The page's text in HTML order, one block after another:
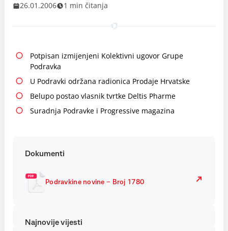
26.01.2006 1 min čitanja
Potpisan izmijenjeni Kolektivni ugovor Grupe
Podravka
U Podravki održana radionica Prodaje Hrvatske
Belupo postao vlasnik tvrtke Deltis Pharme
Suradnja Podravke i Progressive magazina
Dokumenti
Podravkine novine – Broj 1780
Najnovije vijesti